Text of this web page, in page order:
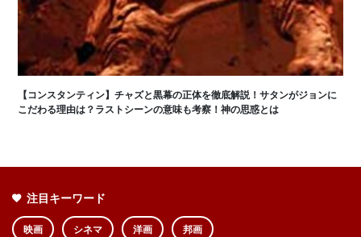
【コンスタンティン】チャズと黒幕の正体を徹底解説！サタンがジョンに
こだわる理由は？ラストシーンの意味も考察！神の思惑とは
注目キーワード
映画 シネマ 洋画 邦画